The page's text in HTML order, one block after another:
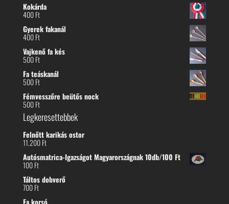
Kokárda
400Ft
Gyerek fakanál
400Ft
Vajkenő fa kés
500Ft
Fa teáskanál
500Ft
Fémvesszőre beütős nock
500Ft
Legkeresettebbek
Felnőtt karikás ostor
11.200Ft
Autósmatrica-Igazságot Magyarországnak 10db/100 Ft
100Ft
Táltos dobverő
700Ft
Fa korsó